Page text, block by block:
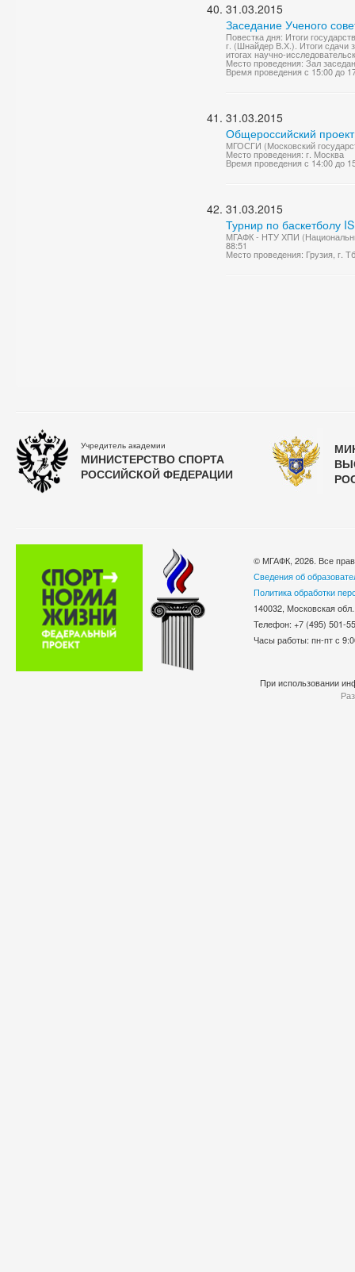
31.03.2015
Заседание Ученого
Повестка дня: Итоги
г. (Шнайдер В.Х.). Итоги сдачи
итогах научно-
Место проведения: Зал
Время проведения с 15:00 до
31.03.2015
Общероссийский
МГОСГИ (Московский
Место проведения: г. Москва
Время проведения с 14:00 до
31.03.2015
Турнир по баскетболу
МГАФК - НТУ ХПИ
88:51
Место проведения: Грузия, г.
Учредитель академии
МИНИСТЕРСТВО СПОРТА
РОССИЙСКОЙ ФЕДЕРАЦИИ
© МГАФК, 2026. Все
Сведения об
Политика обработки
140032, Московская
Телефон: +7 (495)
Часы работы: пн-пт с
При использовании